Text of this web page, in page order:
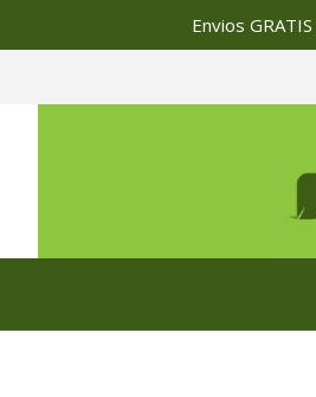
Envios